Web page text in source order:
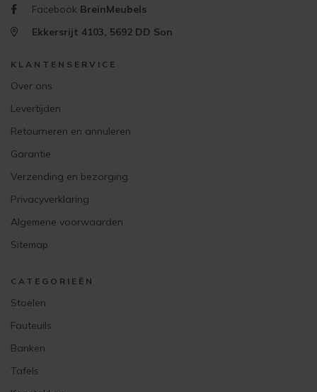
Facebook BreinMeubels
Ekkersrijt 4103, 5692 DD Son
KLANTENSERVICE
Over ons
Levertijden
Retourneren en annuleren
Garantie
Verzending en bezorging
Privacyverklaring
Algemene voorwaarden
Sitemap
CATEGORIEËN
Stoelen
Fauteuils
Banken
Tafels